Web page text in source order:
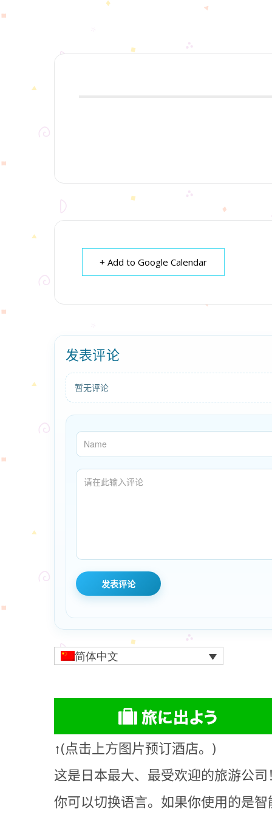
+ Add to Google Calendar
发表评论
暂无评论
简体中文
↑(点击上方图片预订酒店。)
这是日本最大、最受欢迎的旅游公
你可以切换语言。如果你使用的是